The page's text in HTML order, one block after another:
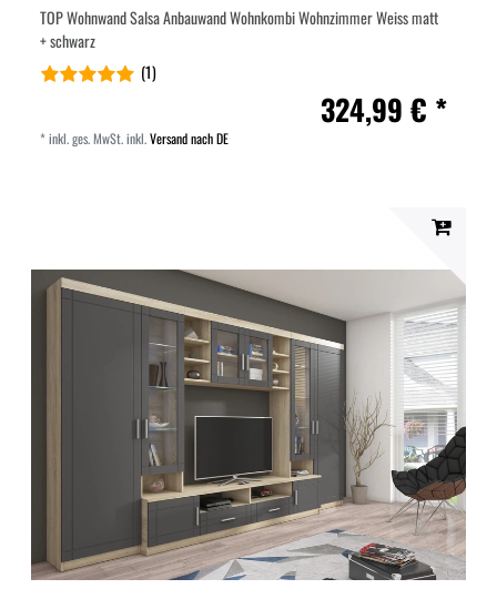
TOP Wohnwand Salsa Anbauwand Wohnkombi Wohnzimmer Weiss matt
+ schwarz
(1)
324,99 € *
*inkl. ges. MwSt.inkl.Versand nach DE